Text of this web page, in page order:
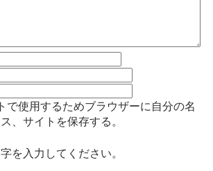
で使用するためブラウザーに自分の名
、サイトを保存する。
を入力してください。